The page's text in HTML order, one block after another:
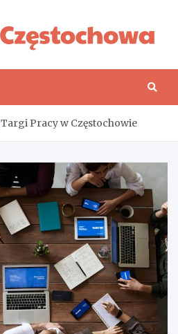
Targi Pracy w Częstochowie